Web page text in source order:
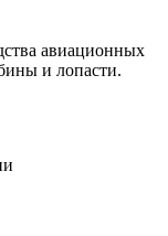
авиационных
и лопасти.